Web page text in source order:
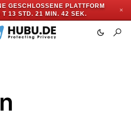
GESCHLOSSENE PLATTFORM
T 13 STD. 21 MIN. 39 SEK.
✕